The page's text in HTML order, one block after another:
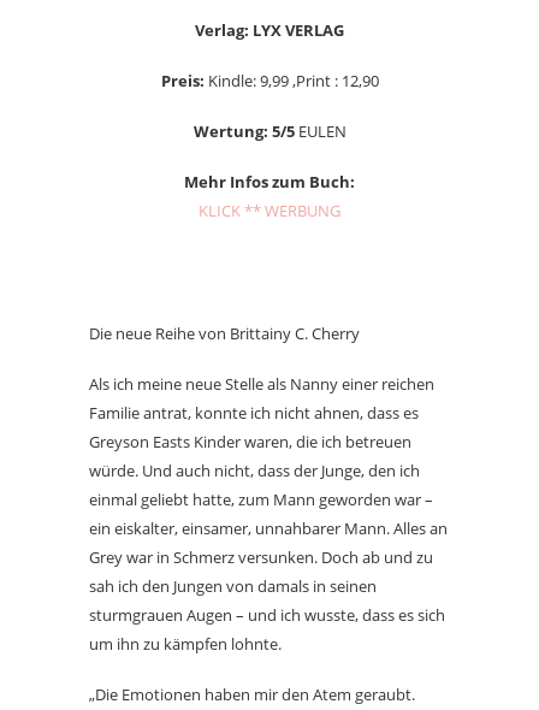
Verlag: LYX VERLAG
Preis: Kindle: 9,99 ,Print : 12,90
Wertung: 5/5EULEN
Mehr Infos zum Buch:
KLICK ** WERBUNG
Die neue Reihe von Brittainy C. Cherry
Als ich meine neue Stelle als Nanny einer reichen
Familie antrat, konnte ich nicht ahnen, dass es
Greyson Easts Kinder waren, die ich betreuen
würde. Und auch nicht, dass der Junge, den ich
einmal geliebt hatte, zum Mann geworden war –
ein eiskalter, einsamer, unnahbarer Mann. Alles an
Grey war in Schmerz versunken. Doch ab und zu
sah ich den Jungen von damals in seinen
sturmgrauen Augen – und ich wusste, dass es sich
um ihn zu kämpfen lohnte.
„Die Emotionen haben mir den Atem geraubt.